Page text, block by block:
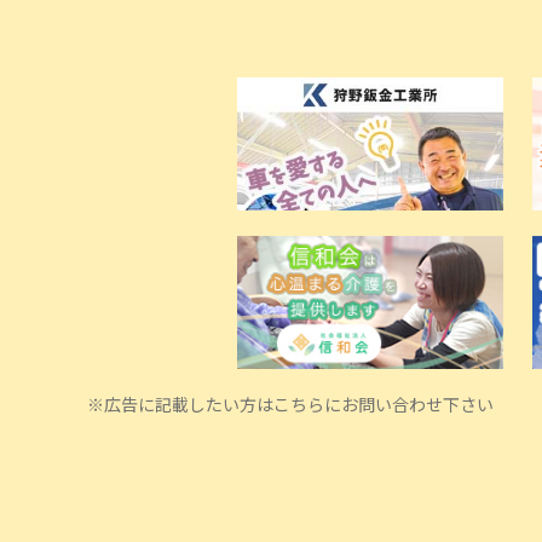
※広告に記載したい方はこちらにお問い合わせ下さい